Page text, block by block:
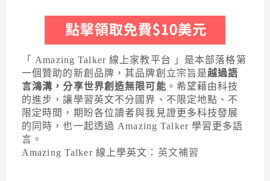
「 Amazing Talker 線上家教平台 」是本部落格第
一個贊助的新創品牌，其品牌創立宗旨是越過語
言鴻溝，分享世界創造無限可能 。希望藉由科技
的進步，讓學習英文不分國界、不限定地點、不
限定時間，期盼各位讀者與我見證更多科技發展
的同時，也一起透過 Amazing Talker 學習更多語
言。
Amazing Talker 線上學英文： 英文補習